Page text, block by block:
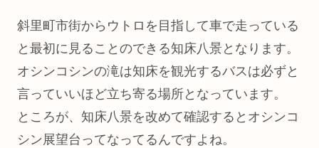
斜里町市街からウトロを目指して車で走っている
と最初に見ることのできる知床八景となります。
オシンコシンの滝は知床を観光するバスは必ずと
言っていいほど立ち寄る場所となっています。
ところが、知床八景を改めて確認するとオシンコ
シン展望台ってなってるんですよね。